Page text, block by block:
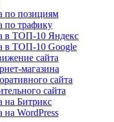
по позициям
по трафику
в ТОП-10 Яндекс
в ТОП-10 Google
сайта
магазина
сайта
сайта
на Битрикс
WordPress